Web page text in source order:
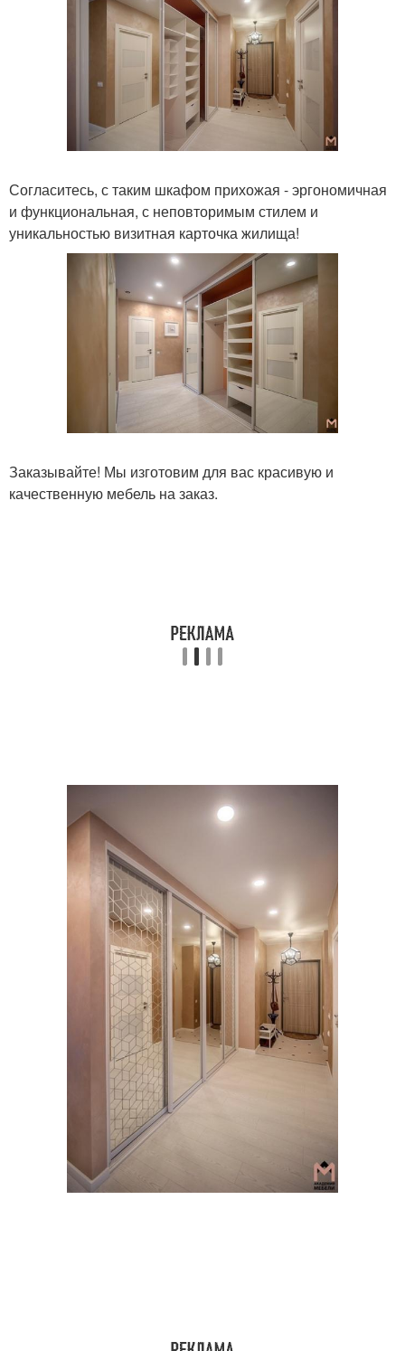
Согласитесь, с таким шкафом прихожая - эргономичная
и функциональная, с неповторимым стилем и
уникальностью визитная карточка жилища!
Заказывайте! Мы изготовим для вас красивую и
качественную мебель на заказ.